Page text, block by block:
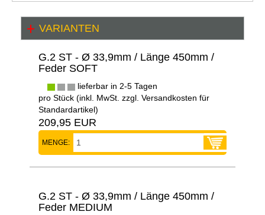
VARIANTEN
G.2 ST - Ø 33,9mm / Länge 450mm /
Feder SOFT
lieferbar in 2-5 Tagen
pro Stück (inkl. MwSt. zzgl. Versandkosten für
Standardartikel)
209,95 EUR
MENGE:
G.2 ST - Ø 33,9mm / Länge 450mm /
Feder MEDIUM